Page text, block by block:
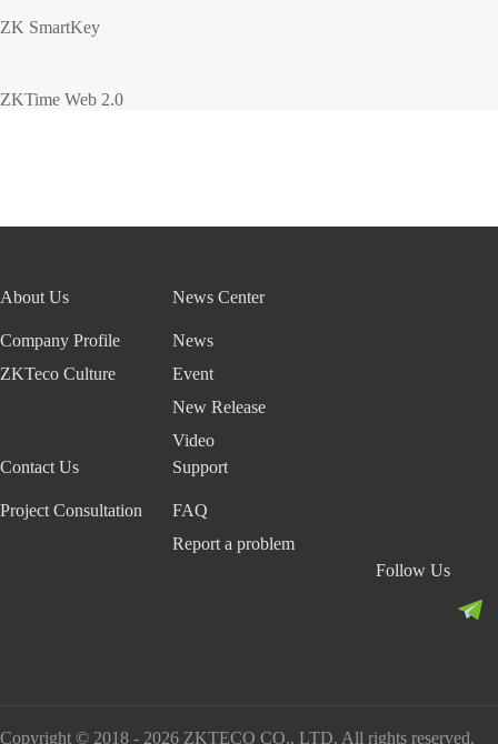
ZK SmartKey
ZKTime Web 2.0
About Us
Company Profile
ZKTeco Culture
News Center
News
Event
New Release
Video
Contact Us
Project Consultation
Support
FAQ
Report a problem
Follow Us
Copyright © 2018 - 2026 ZKTECO CO., LTD. All rights reserved.